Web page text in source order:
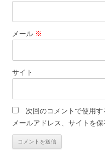
メール ※
サイト
次回のコメントで使用す
メールアドレス、サイトを保